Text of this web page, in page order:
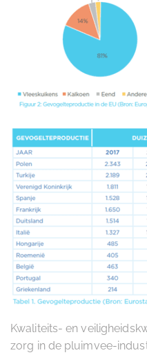
Kwaliteits- en
zorg in de pluimvee-